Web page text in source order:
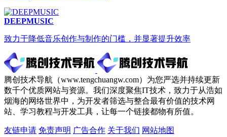
DEEPMUSIC
致力于降低音乐创作与制作的门槛，并显著提升效率
腾创技术导航（www.tengchuangw.com）为您严选并持续更新
数千个优质网站与资源。我们深度聚焦IT技术，致力于从浩如
烟海的网络世界中，为开发者筛选与整合最有价值的技术网
站、学习教程与开发工具，让每一个链接都物有所值。
友链申请 免责声明 广告合作 关于我们 网站地图